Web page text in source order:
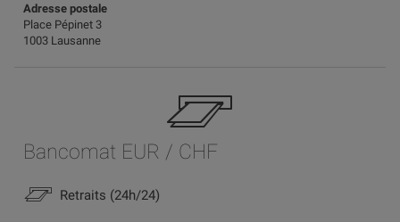
Adresse postale
Place Pépinet 3
1003 Lausanne
Bancomat EUR / CHF
Retraits (24h/24)